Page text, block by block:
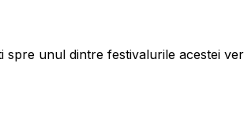
spre unul dintre festivalurile acestei